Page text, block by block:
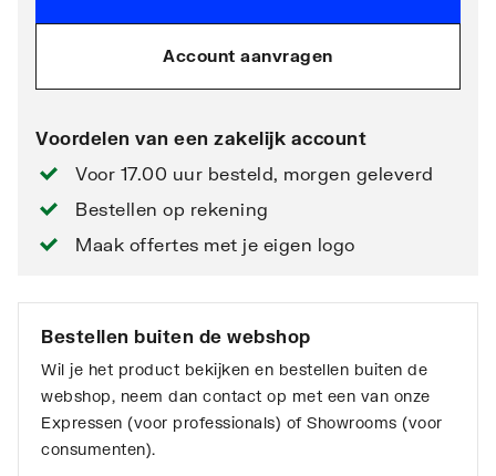
Account aanvragen
Voordelen van een zakelijk account
Voor 17.00 uur besteld, morgen geleverd
Bestellen op rekening
Maak offertes met je eigen logo
Bestellen buiten de webshop
Wil je het product bekijken en bestellen buiten de
webshop, neem dan contact op met een van onze
Expressen (voor professionals) of Showrooms (voor
consumenten).